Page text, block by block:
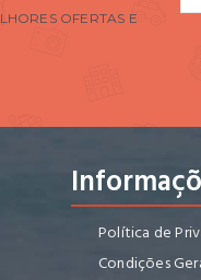
OFERTAS E
Política de
Condições